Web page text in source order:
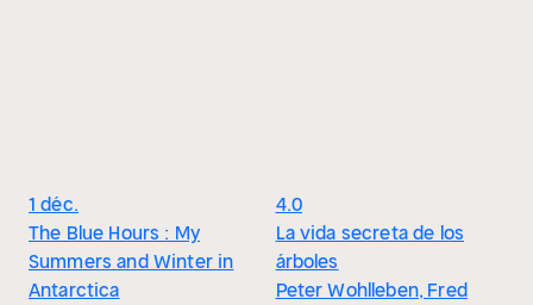
1 déc.
The Blue Hours : My
Summers and Winter in
Antarctica
4.0
La vida secreta de los
árboles
Peter Wohlleben, Fred